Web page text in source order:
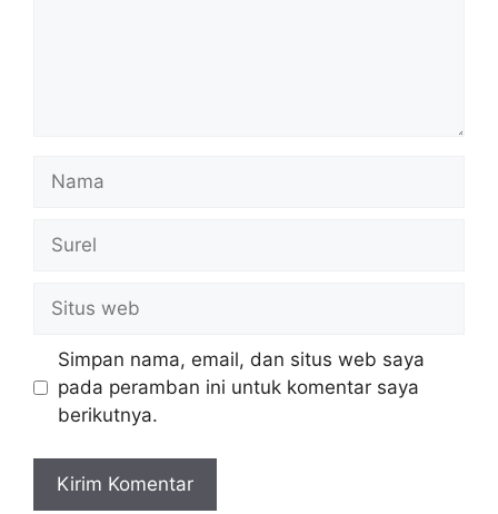
Nama
Surel
Situs
web
Simpan nama, email, dan situs web saya
pada peramban ini untuk komentar saya
berikutnya.